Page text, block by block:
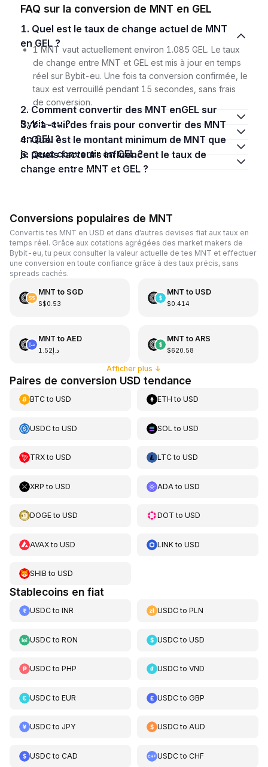
FAQ sur la conversion de MNT en GEL
1. Quel est le taux de change actuel de MNT
en GEL ?
1 MNT vaut actuellement environ 1.085 GEL. Le taux
de change entre MNT et GEL est mis à jour en temps
réel sur Bybit-eu. Une fois ta conversion confirmée, le
taux est verrouillé pendant 15 secondes, sans frais
de conversion.
2. Comment convertir des MNT enGEL sur
Bybit-eu ?
3. Y a-t-il des frais pour convertir des MNT
en GEL ?
4. Quel est le montant minimum de MNT que
je peux convertir en GEL ?
5. Quels facteurs influencent le taux de
change entre MNT et GEL ?
Conversions populaires de MNT
Convertis tes MNT en USD et dans d’autres devises fiat aux taux en
temps réel. Grâce aux cotations agrégées des market makers de
Bybit-eu, tu peux consulter la valeur actuelle de tes MNT et effectuer
une conversion en toute confiance grâce à des taux précis, sans
spreads cachés.
MNT to SGD
S$0.53
MNT to USD
$0.414
MNT to AED
د.إ1.52
MNT to ARS
$620.58
Afficher plus ↓
Paires de conversion USD tendance
BTCto USD ETH toUSD
USDCto USD SOL toUSD
TRXto USD LTCtoUSD
XRP to USD ADA toUSD
DOGEto USD DOT toUSD
AVAXto USD LINKtoUSD
SHIB to USD
Stablecoins en fiat
USDCto INR USDCtoPLN
USDCto RON USDCtoUSD
USDCto PHP USDCtoVND
USDCto EUR USDCtoGBP
USDCto JPY USDCtoAUD
USDCto CAD USDCtoCHF